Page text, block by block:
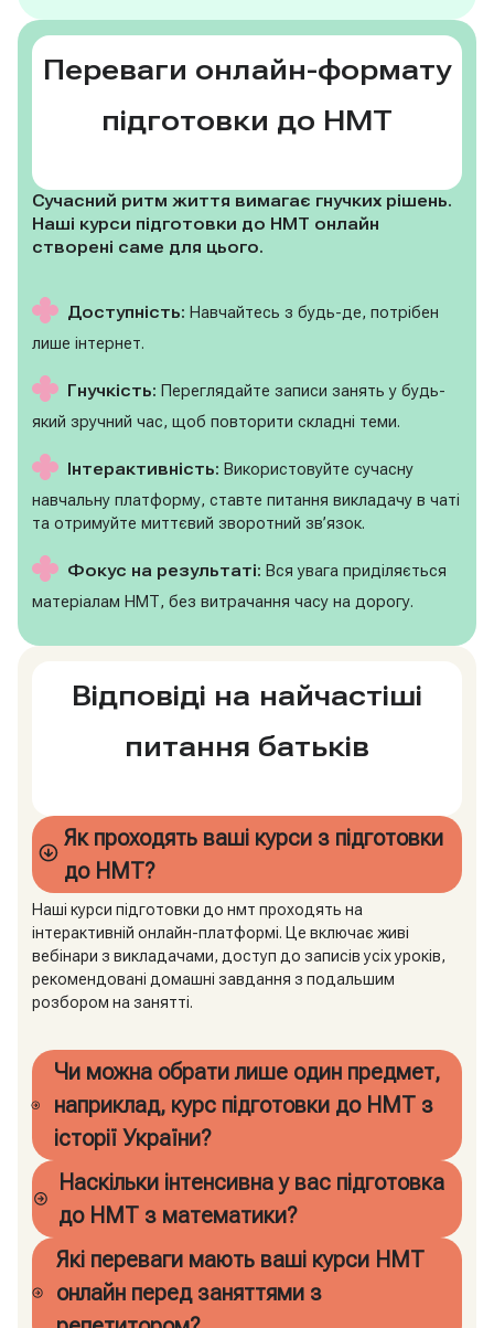
Переваги онлайн-формату
підготовки до НМТ
Сучасний ритм життя вимагає гнучких рішень.
Наші курси підготовки до НМТ онлайн
створені саме для цього.
Доступність: Навчайтесь з будь-де, потрібен
лише інтернет.
Гнучкість: Переглядайте записи занять у будь-
який зручний час, щоб повторити складні теми.
Інтерактивність: Використовуйте сучасну
навчальну платформу, ставте питання викладачу в чаті
та отримуйте миттєвий зворотний зв’язок.
Фокус на результаті: Вся увага приділяється
матеріалам НМТ, без витрачання часу на дорогу.
Відповіді на найчастіші
питання батьків
Як проходять ваші курси з підготовки
до НМТ?
Наші курси підготовки до нмт проходять на
інтерактивній онлайн-платформі. Це включає живі
вебінари з викладачами, доступ до записів усіх уроків,
рекомендовані домашні завдання з подальшим
розбором на занятті.
Чи можна обрати лише один предмет,
наприклад, курс підготовки до НМТ з
історії України?
Наскільки інтенсивна у вас підготовка
до НМТ з математики?
Які переваги мають ваші курси НМТ
онлайн перед заняттями з